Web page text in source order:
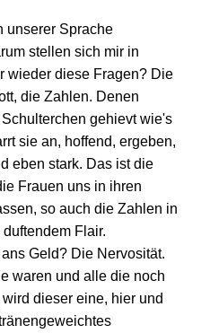
unserer Sprache
stellen sich mir in
wieder diese Fragen? Die
die Zahlen. Denen
gehievt wie's
sie an, hoffend, ergeben,
eben stark. Das ist die
Frauen uns in ihren
so auch die Zahlen in
Flair.
Geld? Die Nervosität.
waren und alle die noch
dieser eine, hier und